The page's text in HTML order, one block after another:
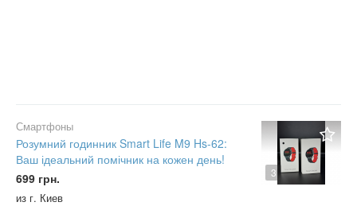
3
Смартфоны
Розумний годинник Smart Life M9 Hs-62:
Ваш ідеальний помічник на кожен день!
699 грн.
из г. Киев